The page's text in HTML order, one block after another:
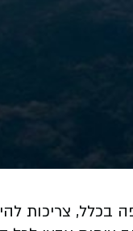
בכלל, צריכות